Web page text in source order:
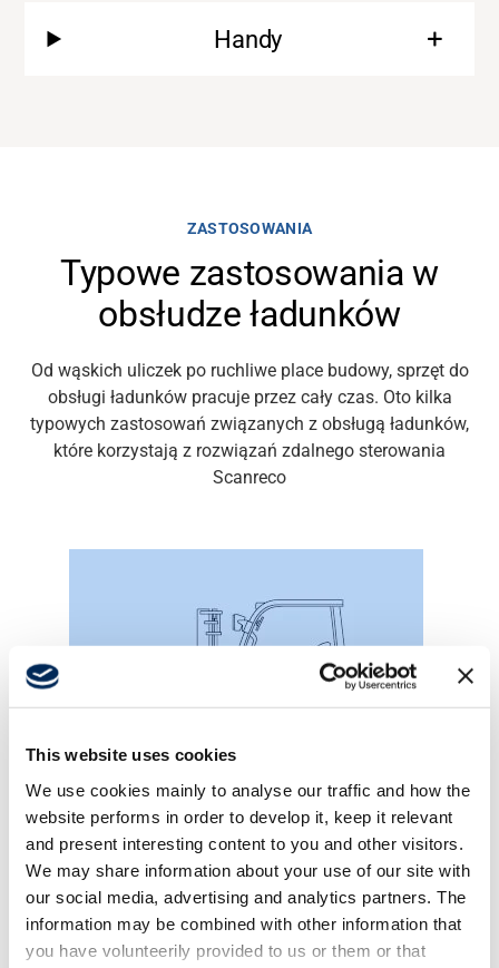
This website uses cookies
We use cookies mainly to analyse our traffic and how the
website performs in order to develop it, keep it relevant
and present interesting content to you and other visitors.
We may share information about your use of our site with
our social media, advertising and analytics partners. The
information may be combined with other information that
you have volunteerily provided to us or them or that
Kariera Handy
ZASTOSOWANIA
Typowe zastosowania w
obsłudze ładunków
Od wąskich uliczek po ruchliwe place budowy, sprzęt do
obsługi ładunków pracuje przez cały czas. Oto kilka
typowych zastosowań związanych z obsługą ładunków,
które korzystają z rozwiązań zdalnego sterowania
Scanreco
Wózki widłowe